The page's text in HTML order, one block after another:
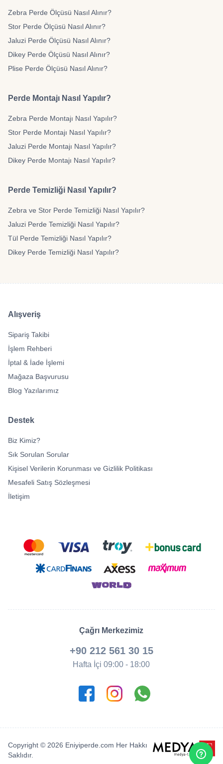
Zebra Perde Ölçüsü Nasıl Alınır?
Stor Perde Ölçüsü Nasıl Alınır?
Jaluzi Perde Ölçüsü Nasıl Alınır?
Dikey Perde Ölçüsü Nasıl Alınır?
Plise Perde Ölçüsü Nasıl Alınır?
Perde Montajı Nasıl Yapılır?
Zebra Perde Montajı Nasıl Yapılır?
Stor Perde Montajı Nasıl Yapılır?
Jaluzi Perde Montajı Nasıl Yapılır?
Dikey Perde Montajı Nasıl Yapılır?
Perde Temizliği Nasıl Yapılır?
Zebra ve Stor Perde Temizliği Nasıl Yapılır?
Jaluzi Perde Temizliği Nasıl Yapılır?
Tül Perde Temizliği Nasıl Yapılır?
Dikey Perde Temizliği Nasıl Yapılır?
Alışveriş
Sipariş Takibi
İşlem Rehberi
İptal & İade İşlemi
Mağaza Başvurusu
Blog Yazılarımız
Destek
Biz Kimiz?
Sık Sorulan Sorular
Kişisel Verilerin Korunması ve Gizlilik Politikası
Mesafeli Satış Sözleşmesi
İletişim
Çağrı Merkezimiz
+90 212 561 30 15
Hafta İçi 09:00 - 18:00
Copyright © 2026 Eniyiperde.com Her Hakkı
Saklıdır.